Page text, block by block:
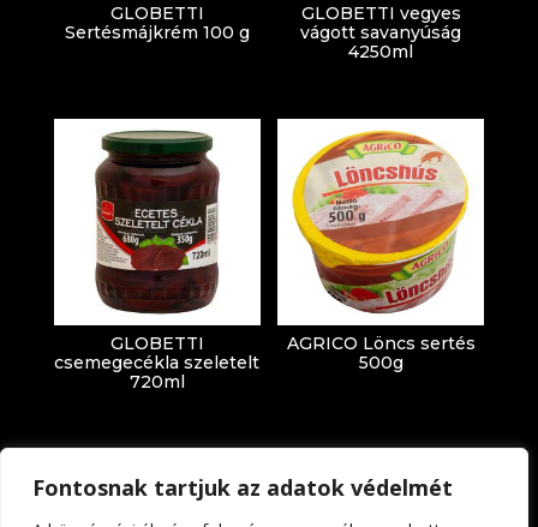
Fontosnak tartjuk az adatok védelmét
GLOBETTI
Sertésmájkrém 100 g
GLOBETTI vegyes
vágott savanyúság
4250ml
GLOBETTI
csemegecékla szeletelt
720ml
AGRICO Löncs sertés
500g